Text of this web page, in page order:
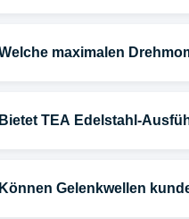
maximalen
Bietet TEA Edelstahl-
Können Gelenkwellen